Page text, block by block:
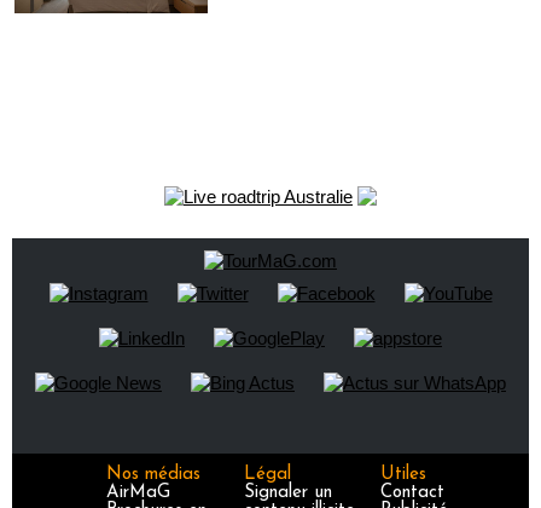
Nos médias
AirMaG
Légal
Signaler un
Utiles
Contact